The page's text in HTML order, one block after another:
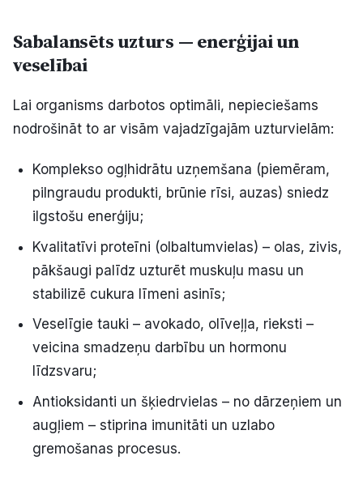
Ziņo redakcijai
Facebook Instagram YouTube
E-avīze
Sabalansēts uzturs — enerģijai un
veselībai
Lai organisms darbotos optimāli, nepieciešams
nodrošināt to ar visām vajadzīgajām uzturvielām:
Komplekso ogļhidrātu uzņemšana (piemēram,
pilngraudu produkti, brūnie rīsi, auzas) sniedz
ilgstošu enerģiju;
Kvalitatīvi proteīni (olbaltumvielas) – olas, zivis,
pākšaugi palīdz uzturēt muskuļu masu un
stabilizē cukura līmeni asinīs;
Veselīgie tauki – avokado, olīveļļa, rieksti –
veicina smadzeņu darbību un hormonu
līdzsvaru;
Antioksidanti un šķiedrvielas – no dārzeņiem un
augļiem – stiprina imunitāti un uzlabo
gremošanas procesus.